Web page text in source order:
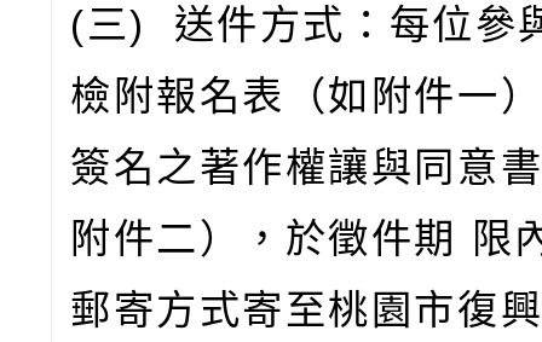
(三) 送件方式：每位參
檢附報名表（如附件一
簽名之著作權讓與同意
附件二），於徵件期
限
郵寄方式寄至桃園市復